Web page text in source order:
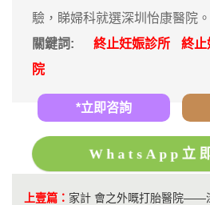
驗，睇婦科就選深圳怡康醫院。
關鍵詞:
終止妊娠診所 終止
院
*立即咨詢
WhatsApp立
上壹篇： 家計 會之外嘅打胎醫院——